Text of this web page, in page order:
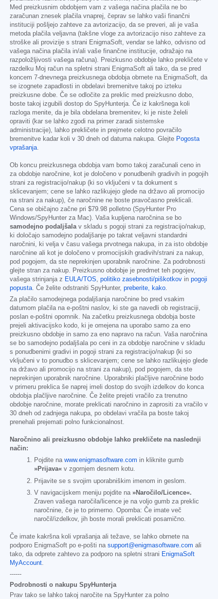
Med preizkusnim obdobjem vam z vašega načina plačila ne bo
zaračunan znesek plačila vnaprej, čeprav se lahko vaši finančni
instituciji pošljejo zahteve za avtorizacijo, da se preveri, ali je vaša
metoda plačila veljavna (takšne vloge za avtorizacijo niso zahteve za
stroške ali provizije s strani EnigmaSoft, vendar se lahko, odvisno od
vašega načina plačila in/ali vaše finančne institucije, odražajo na
razpoložljivosti vašega računa). Preizkusno obdobje lahko prekličete v
razdelku Moj račun na spletni strani EnigmaSoft ali tako, da se pred
koncem 7-dnevnega preizkusnega obdobja obrnete na EnigmaSoft, da
se izognete zapadlosti in obdelavi bremenitve takoj po izteku
preizkusne dobe. Če se odločite za preklic med preizkusno dobo,
boste takoj izgubili dostop do SpyHunterja. Če iz kakršnega koli
razloga menite, da je bila obdelana bremenitev, ki je niste želeli
opraviti (kar se lahko zgodi na primer zaradi sistemske
administracije), lahko prekličete in prejmete celotno povračilo
bremenitve kadar koli v 30 dneh od datuma nakupa. Glejte Pogosta
vprašanja.
Ob koncu preizkusnega obdobja vam bomo takoj zaračunali ceno in
za obdobje naročnine, kot je določeno v ponudbenih gradivih in pogojih
strani za registracijo/nakup (ki so vključeni v ta dokument s
sklicevanjem; cene se lahko razlikujejo glede na državo ali promocijo
na strani za nakup), če naročnine ne boste pravočasno preklicali.
Cena se običajno začne pri $79.98 polletno (SpyHunter Pro
Windows/SpyHunter za Mac). Vaša kupljena naročnina se bo
samodejno podaljšalav skladu s pogoji strani za registracijo/nakup,
ki določajo samodejno podaljšanje po takrat veljavni standardni
naročnini, ki velja v času vašega prvotnega nakupa, in za isto obdobje
naročnine ali kot je določeno v promocijskih gradivih/strani za nakup,
pod pogojem, da ste neprekinjen uporabnik naročnine. Za podrobnosti
glejte stran za nakup. Preizkusno obdobje je predmet teh pogojev,
vašega strinjanja z EULA/TOS, politiko zasebnosti/piškotkov in pogoji
popusta. Če želite odstraniti SpyHunter, preberite, kako.
Za plačilo samodejnega podaljšanja naročnine bo pred vsakim
datumom plačila na e-poštni naslov, ki ste ga navedli ob registraciji,
poslan e-poštni opomnik. Na začetku preizkusnega obdobja boste
prejeli aktivacijsko kodo, ki je omejena na uporabo samo za eno
preizkusno obdobje in samo za eno napravo na račun. Vaša naročnina
se bo samodejno podaljšala po ceni in za obdobje naročnine v skladu
s ponudbenimi gradivi in pogoji strani za registracijo/nakup (ki so
vključeni v to ponudbo s sklicevanjem; cene se lahko razlikujejo glede
na državo ali promocijo na strani za nakup), pod pogojem, da ste
neprekinjen uporabnik naročnine. Uporabniki plačljive naročnine bodo
v primeru preklica še naprej imeli dostop do svojih izdelkov do konca
obdobja plačljive naročnine. Če želite prejeti vračilo za trenutno
obdobje naročnine, morate preklicati naročnino in zaprositi za vračilo v
30 dneh od zadnjega nakupa, po obdelavi vračila pa boste takoj
prenehali prejemati polno funkcionalnost.
Naročnino ali preizkusno obdobje lahko prekličete na naslednji
način:
Pojdite na www.enigmasoftware.com in kliknite gumb
»Prijava« v zgornjem desnem kotu.
Prijavite se s svojim uporabniškim imenom in geslom.
V navigacijskem meniju pojdite na »Naročilo/Licence«.
Zraven vašega naročila/licence je na voljo gumb za preklic
naročnine, če je to primerno. Opomba: Če imate več
naročil/izdelkov, jih boste morali preklicati posamično.
Če imate kakršna koli vprašanja ali težave, se lahko obrnete na
podporo EnigmaSoft po e-pošti na support@enigmasoftware.com ali
tako, da odprete zahtevo za podporo na spletni strani EnigmaSoft
MyAccount.
------
Podrobnosti o nakupu SpyHunterja
Prav tako se lahko takoj naročite na SpyHunter za polno